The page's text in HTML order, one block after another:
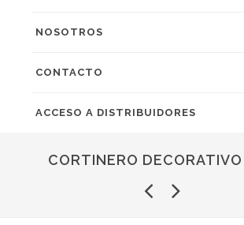
NOSOTROS
CONTACTO
ACCESO A DISTRIBUIDORES
CORTINERO